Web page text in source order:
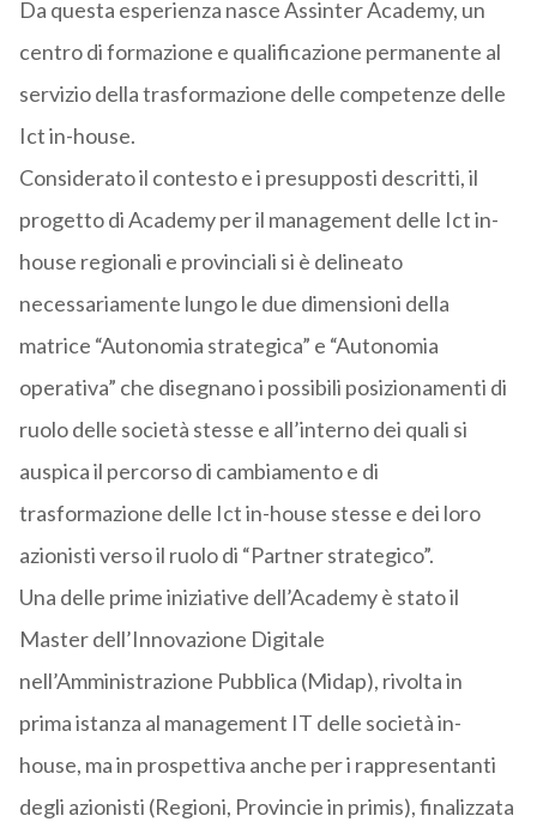
Da questa esperienza nasce Assinter Academy, un
centro di formazione e qualificazione permanente al
servizio della trasformazione delle competenze delle
Ict in-house.
Considerato il contesto e i presupposti descritti, il
progetto di Academy per il management delle Ict in-
house regionali e provinciali si è delineato
necessariamente lungo le due dimensioni della
matrice “Autonomia strategica” e “Autonomia
operativa” che disegnano i possibili posizionamenti di
ruolo delle società stesse e all’interno dei quali si
auspica il percorso di cambiamento e di
trasformazione delle Ict in-house stesse e dei loro
azionisti verso il ruolo di “Partner strategico”.
Una delle prime iniziative dell’Academy è stato il
Master dell’Innovazione Digitale
nell’Amministrazione Pubblica (Midap), rivolta in
prima istanza al management IT delle società in-
house, ma in prospettiva anche per i rappresentanti
degli azionisti (Regioni, Provincie in primis), finalizzata